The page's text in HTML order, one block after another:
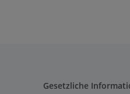
Gesetzliche